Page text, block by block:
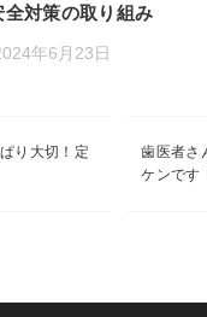
全対策の取り組み
年6月23日
り大切！定
歯医者さ
ケンです